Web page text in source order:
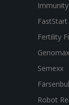
FastStart
Fertility
Genomax
Semexx
Robot